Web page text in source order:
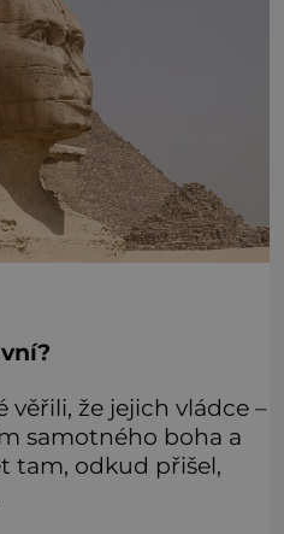
věřili, že jejich vládce –
samotného boha a
tam, odkud přišel,